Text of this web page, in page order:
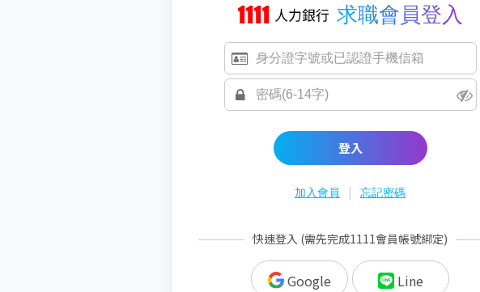
求職會員登入
登入
加入會員 | 忘記密碼
快速登入 (需先完成1111會員帳號綁定)
Google Line